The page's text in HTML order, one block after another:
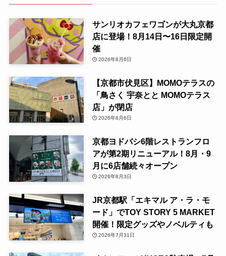
サンリオカフェワゴンが大丸京都
店に登場！8月14日〜16日限定開
催
2026年8月6日
【京都市伏見区】MOMOテラスの
「鳥さく 宇奈とと MOMOテラス
店」が閉店
2026年8月6日
京都ヨドバシ6階レストランフロ
アが第2期リニューアル！8月・9
月に6店舗続々オープン
2026年8月3日
JR京都駅「エキマル ア・ラ・モ
ード」でTOY STORY 5 MARKET
開催！限定グッズやノベルティも
2026年7月31日